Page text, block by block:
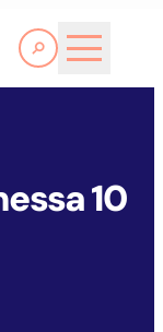
Lue lisää
10